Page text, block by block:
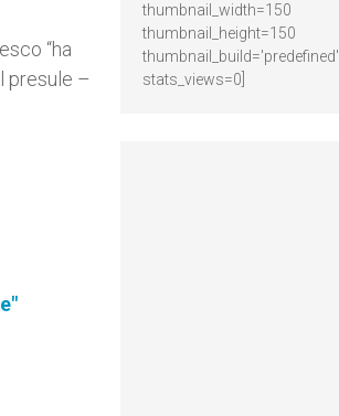
“ha
presule –
thumbnail_width=150
thumbnail_height=150
thumbnail_build='predefined'
stats_views=0]